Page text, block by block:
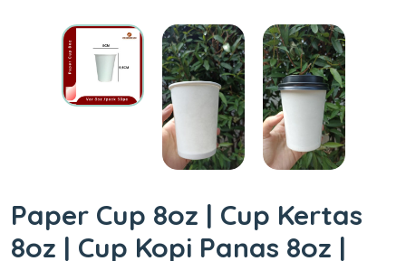
Paper Cup 8oz | Cup Kertas
8oz | Cup Kopi Panas 8oz |